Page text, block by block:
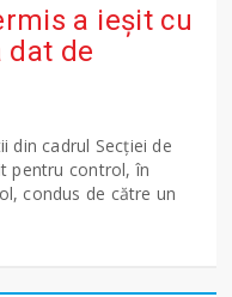
a ieșit cu
de
din cadrul Secției de
pentru control, în
condus de către un